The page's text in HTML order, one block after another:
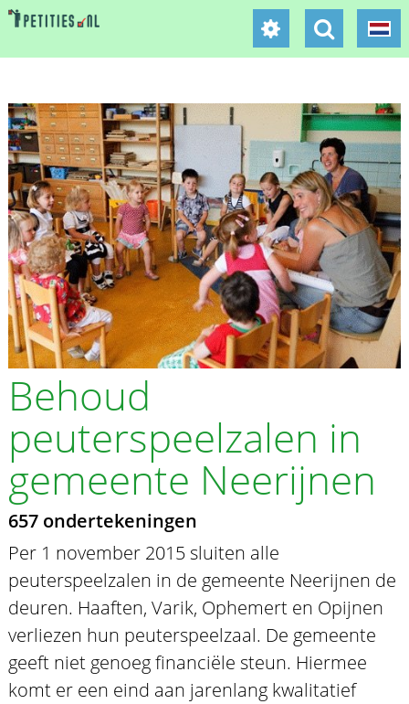
Behoud
peuterspeelzalen in
gemeente Neerijnen
657 ondertekeningen
Per 1 november 2015 sluiten alle
peuterspeelzalen in de gemeente Neerijnen de
deuren. Haaften, Varik, Ophemert en Opijnen
verliezen hun peuterspeelzaal. De gemeente
geeft niet genoeg financiële steun. Hiermee
komt er een eind aan jarenlang kwalitatief